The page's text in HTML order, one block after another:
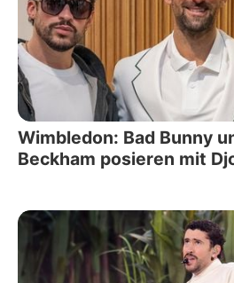
Wimbledon: Bad Bunny
Beckham posieren mit